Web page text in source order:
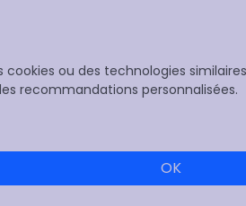
cookies ou des technologies
recommandations personnalisées.
OK